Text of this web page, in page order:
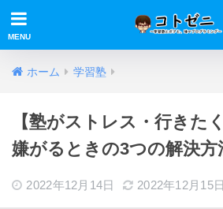
ホーム 学習塾
【塾がストレス・行きた
嫌がるときの3つの解決方
2022年12月14日 2022年12月15日